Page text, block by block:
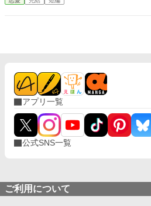
なぜか――キスしてくる。 「黙らせるのにちょうどいい」 いや全
アプリ一覧
公式SNS一覧
ご利用について